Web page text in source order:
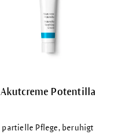
Akutcreme Potentilla
partielle Pflege, beruhigt